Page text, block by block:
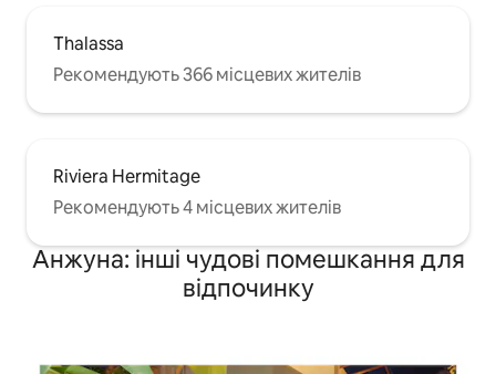
Thalassa
Рекомендують 366 місцевих жителів
Riviera Hermitage
Рекомендують 4 місцевих жителів
Анжуна: інші чудові помешкання для
відпочинку